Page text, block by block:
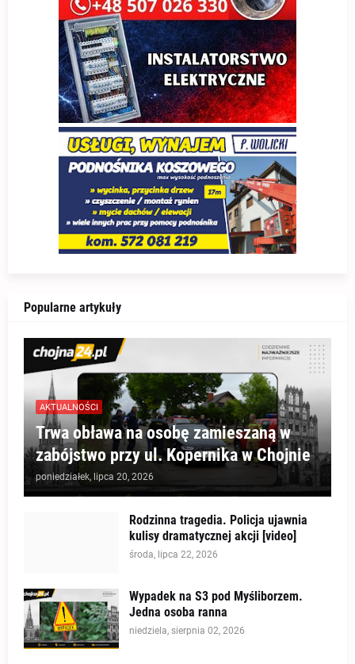
Popularne artykuły
AKTUALNOŚCI
Trwa obława na osobę zamieszaną w
zabójstwo przy ul. Kopernika w Chojnie
poniedziałek, lipca 20, 2026
Rodzinna tragedia. Policja ujawnia
kulisy dramatycznej akcji [video]
środa, lipca 22, 2026
Wypadek na S3 pod Myśliborzem.
Jedna osoba ranna
niedziela, sierpnia 02, 2026